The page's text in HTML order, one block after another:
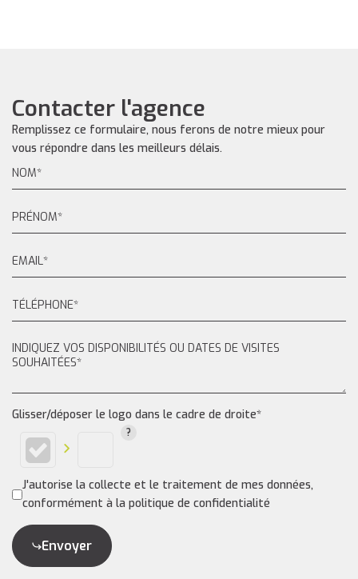
Contacter l'agence
Remplissez ce formulaire, nous ferons de notre mieux pour
vous répondre dans les meilleurs délais.
Glisser/déposer le logo dans le cadre de droite*
J'autorise la collecte et le traitement de mes données,
conformément à la politique de confidentialité
Envoyer